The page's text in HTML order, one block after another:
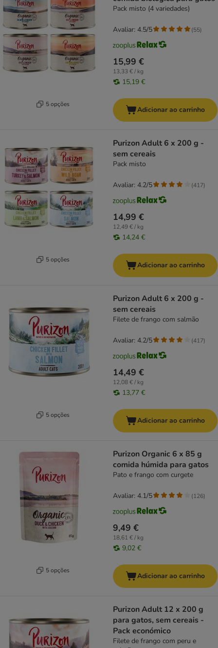
5 opções
Pack misto (4 variedades)
15,99 €
13,33 € / kg
15,19 €
Avaliar: 4.5/5 (55)
Adicionar ao carrinho
5 opções
Purizon Adult 6 x 200 g -
sem cereais
Pack misto
14,99 €
12,49 € / kg
14,24 €
Avaliar: 4.2/5 (417)
Adicionar ao carrinho
5 opções
Purizon Adult 6 x 200 g -
sem cereais
Filete de frango com salmão
14,49 €
12,08 € / kg
13,77 €
Avaliar: 4.2/5 (417)
Adicionar ao carrinho
5 opções
Purizon Organic 6 x 85 g
comida húmida para gatos
Pato e frango com curgete
9,49 €
18,61 € / kg
9,02 €
Avaliar: 4.1/5 (126)
Adicionar ao carrinho
Purizon Adult 12 x 200 g
para gatos, sem cereais -
Pack económico
Filete de frango com peru e